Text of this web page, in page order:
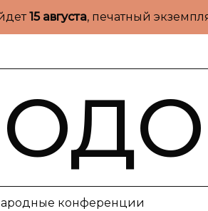
15 августа, печатный
конференции